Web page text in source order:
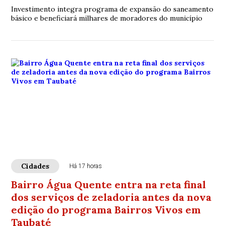
Investimento integra programa de expansão do saneamento
básico e beneficiará milhares de moradores do município
Cidades Há 17 horas
Bairro Água Quente entra na reta final
dos serviços de zeladoria antes da nova
edição do programa Bairros Vivos em
Taubaté